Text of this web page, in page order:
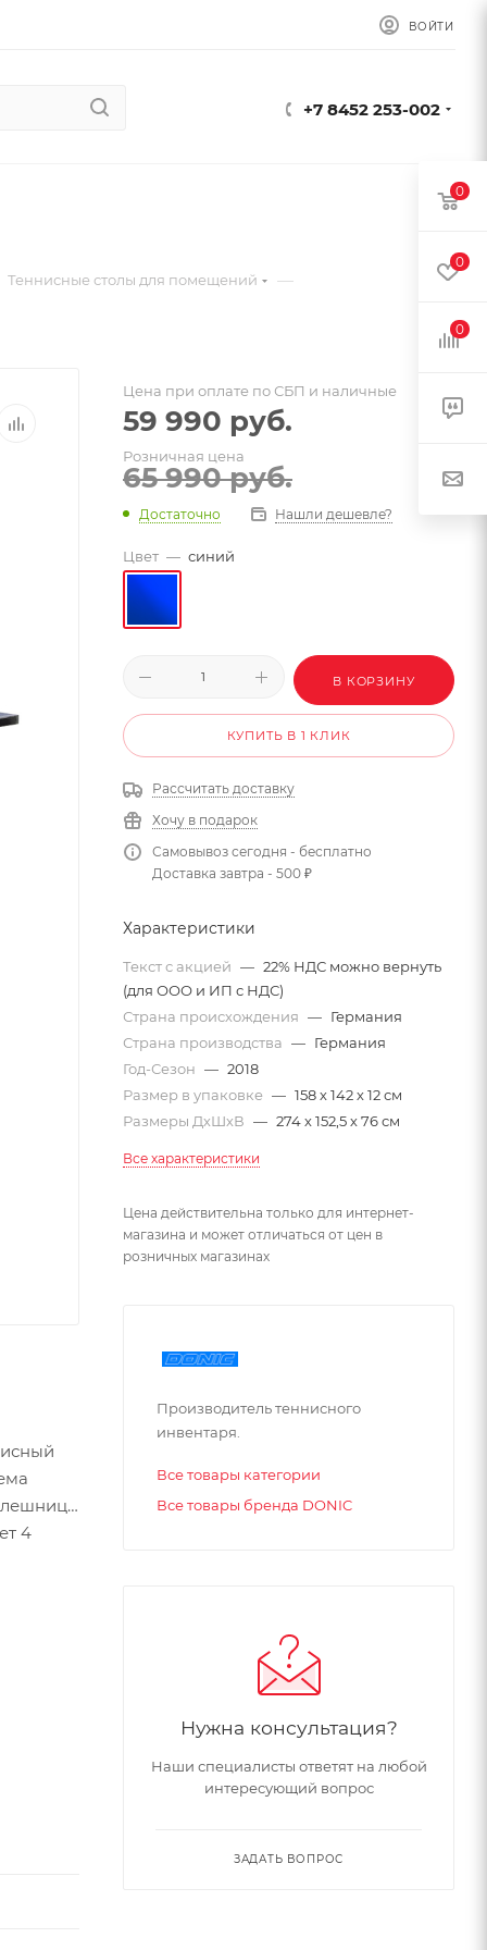
ВОЙТИ
+7 8452 253-002
Теннисные столы для помещений —
4
Цена при оплате по СБП и наличные
59 990 руб.
Розничная цена
65 990руб.
Достаточно Нашли дешевле?
Цвет — синий
В КОРЗИНУ
КУПИТЬ В 1 КЛИК
Рассчитать доставку
Хочу в подарок
Самовывоз сегодня - бесплатно
Доставка завтра - 500 ₽
Характеристики
Текст с акцией — 22% НДС можно вернуть
(для ООО и ИП с НДС)
Страна происхождения — Германия
Страна производства — Германия
Год-Сезон — 2018
Размер в упаковке — 158 х 142 х 12 см
Размеры ДхШхВ — 274 х 152,5 х 76 см
Все характеристики
Цена действительна только для интернет-
магазина и может отличаться от цен в
розничных магазинах
Производитель теннисного
инвентаря.
Все товары категории
Все товары бренда DONIC
Нужна консультация?
Наши специалисты ответят на любой
интересующий вопрос
ЗАДАТЬ ВОПРОС
0
0
0